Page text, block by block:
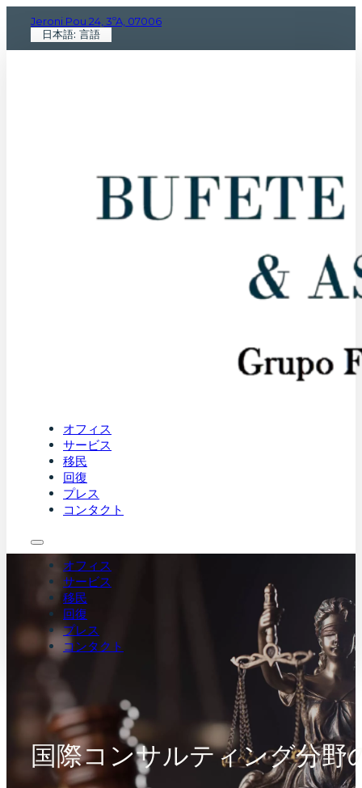
Jeroni Pou 24, 3ºA, 07006
日本語: 言語
オフィス
サービス
移民
回復
プレス
コンタクト
オフィス
サービス
移民
回復
プレス
コンタクト
国際コンサルティング分